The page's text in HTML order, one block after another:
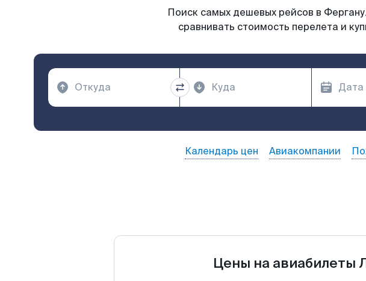
Поиск самых дешевых рейсов в
сравнивать стоимость перелета и
Календарь цен Авиакомпании
Цены на авиабилеты